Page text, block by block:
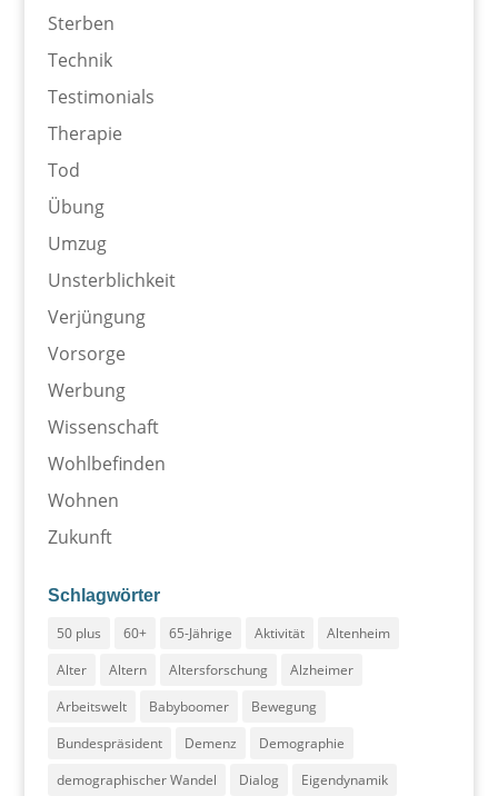
Sterben
Technik
Testimonials
Therapie
Tod
Übung
Umzug
Unsterblichkeit
Verjüngung
Vorsorge
Werbung
Wissenschaft
Wohlbefinden
Wohnen
Zukunft
Schlagwörter
50 plus
60+ 65-Jährige Aktivität
Altenheim
Alter
Altern Altersforschung
Alzheimer
Arbeitswelt
Babyboomer
Bewegung
Bundespräsident
Demenz
Demographie
demographischer Wandel
Dialog Eigendynamik